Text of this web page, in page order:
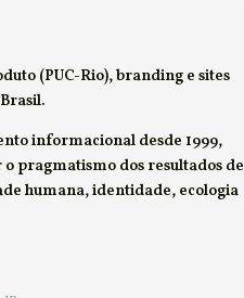
(PUC-Rio), branding e sites
informacional desde 1999,
o pragmatismo dos resultados de
humana, identidade, ecologia